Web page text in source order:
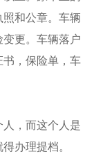
和公章。车辆
更。车辆落户
，保险单，车
，而这个人是
办理提档。